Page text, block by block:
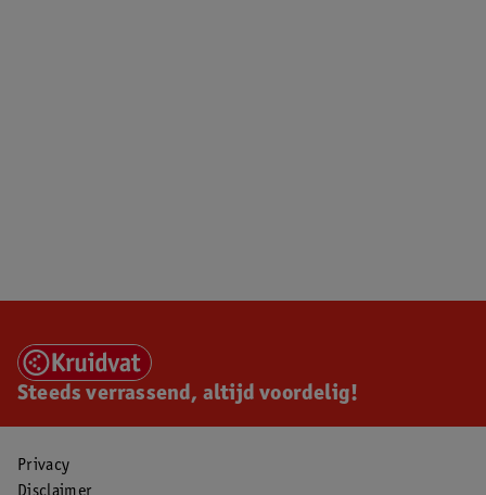
Steeds verrassend, altijd voordelig!
Privacy